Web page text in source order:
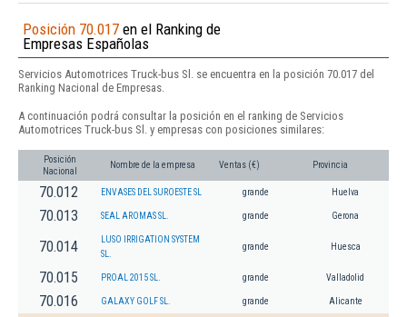
Posición 70.017 en el Ranking de
Empresas Españolas
Servicios Automotrices Truck-bus Sl. se encuentra en la posición 70.017 del
Ranking Nacional de Empresas.
A continuación podrá consultar la posición en el ranking de Servicios
Automotrices Truck-bus Sl. y empresas con posiciones similares:
Posición
Nacional
Nombre de la empresa Ventas (€) Provincia
70.012 ENVASES DEL SUROESTE SL grande Huelva
70.013 SEAL AROMAS SL. grande Gerona
70.014
LUSO IRRIGATION SYSTEM
SL.
grande Huesca
70.015 PROAL 2015 SL. grande Valladolid
70.016 GALAXY GOLF SL. grande Alicante